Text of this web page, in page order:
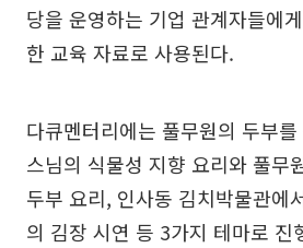
당을 운영하는 기업 관계자들에
한 교육 자료로 사용된다.
다큐멘터리에는 풀무원의 두부
스님의 식물성 지향 요리와 풀무
두부 요리, 인사동 김치박물관에
의 김장 시연 등 3가지 테마로 진